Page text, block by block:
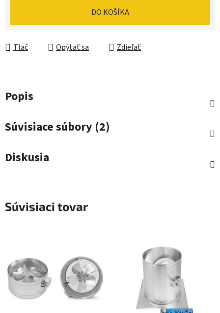
DO KOŠÍKA
Tlač Opýtať sa Zdieľať
Popis
Súvisiace súbory (2)
Diskusia
Súvisiaci tovar